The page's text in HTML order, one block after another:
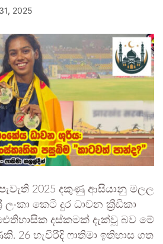
2025
2025 දකුණු ආසියානු මලල
ලංකා කෙටි දුර ධාවන ක්‍රීඩිකා
දස්කමක් දැක්වූ බව මේ
26 හැවිරිදි ෆාතිමා ඉතිහාස ගත